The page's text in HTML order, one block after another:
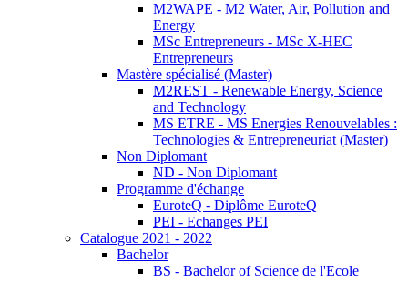
M2WAPE - M2 Water, Air, Pollution and
Energy
MSc Entrepreneurs - MSc X-HEC
Entrepreneurs
Mastère spécialisé (Master)
M2REST - Renewable Energy, Science
and Technology
MS ETRE - MS Energies Renouvelables :
Technologies & Entrepreneuriat (Master)
Non Diplomant
ND - Non Diplomant
Programme d'échange
EuroteQ - Diplôme EuroteQ
PEI - Echanges PEI
Catalogue 2021 - 2022
Bachelor
BS - Bachelor of Science de l'Ecole